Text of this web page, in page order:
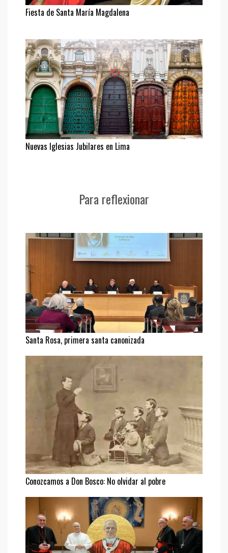
Fiesta de Santa María Magdalena
Nuevas Iglesias Jubilares en Lima
Para reflexionar
Santa Rosa, primera santa canonizada
Conozcamos a Don Bosco: No olvidar al pobre